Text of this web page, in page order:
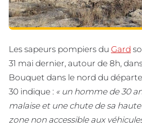
Les sapeurs pompiers du Gard
31 mai dernier, autour de 8h,
Bouquet dans le nord du
30 indique : « un homme de 30
malaise et une chute de sa
zone non accessible aux